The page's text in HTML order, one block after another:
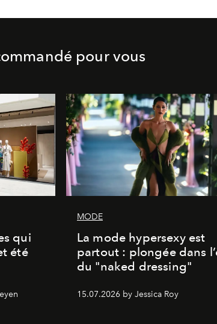
pour vous
qui
été
MODE
La mode hypersexy est
partout : plongée dans
du "naked dressing"
15.07.2026 by Jessica Roy